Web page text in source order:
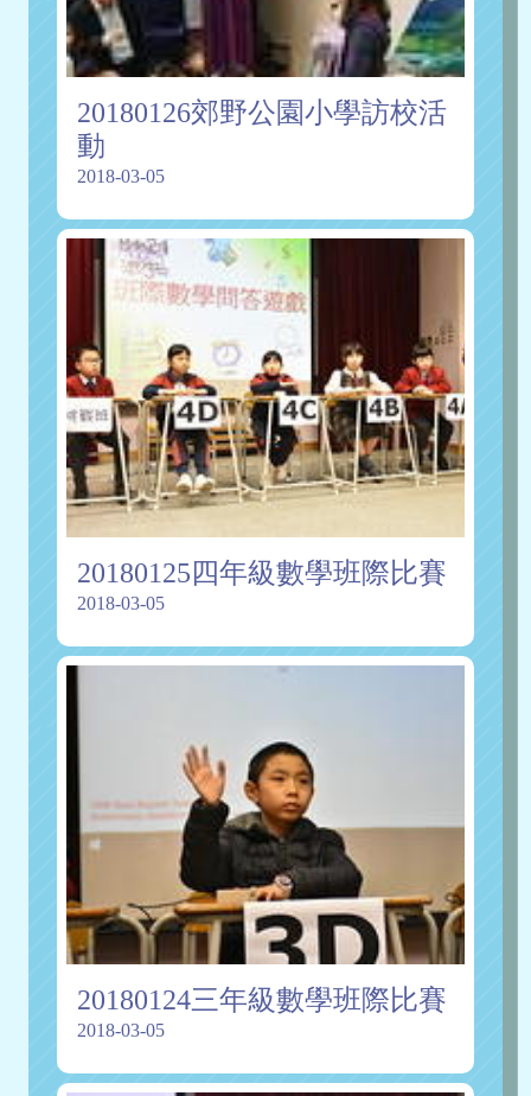
20180126郊野公園小學訪校活
動
2018-03-05
20180125四年級數學班際比賽
2018-03-05
20180124三年級數學班際比賽
2018-03-05